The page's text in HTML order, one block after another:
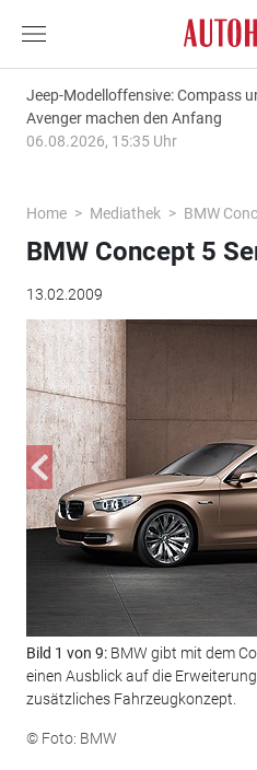
Jeep-Modelloffensive: Compass
Avenger machen den Anfang
06.08.2026, 15:35 Uhr
Home Mediathek BMW
13.02.2009
BMW Concept 5
Bild 1 von 9: BMW gibt mit dem
einen Ausblick auf die
zusätzliches Fahrzeugkonzept.
© Foto: BMW